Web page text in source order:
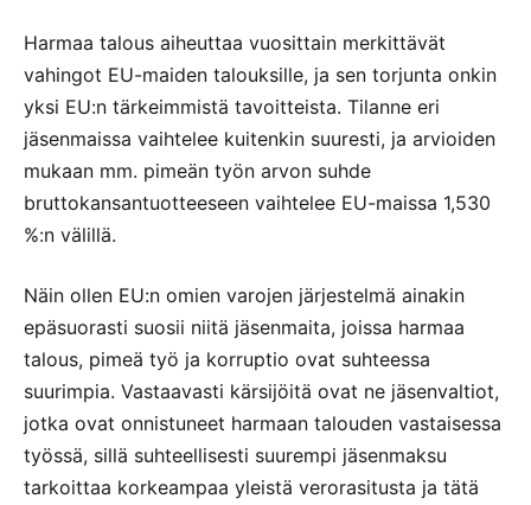
Harmaa talous aiheuttaa vuosittain merkittävät
vahingot EU-maiden talouksille, ja sen torjunta onkin
yksi EU:n tärkeimmistä tavoitteista. Tilanne eri
jäsenmaissa vaihtelee kuitenkin suuresti, ja arvioiden
mukaan mm. pimeän työn arvon suhde
bruttokansantuotteeseen vaihtelee EU-maissa 1,530
%:n välillä.
Näin ollen EU:n omien varojen järjestelmä ainakin
epäsuorasti suosii niitä jäsenmaita, joissa harmaa
talous, pimeä työ ja korruptio ovat suhteessa
suurimpia. Vastaavasti kärsijöitä ovat ne jäsenvaltiot,
jotka ovat onnistuneet harmaan talouden vastaisessa
työssä, sillä suhteellisesti suurempi jäsenmaksu
tarkoittaa korkeampaa yleistä verorasitusta ja tätä